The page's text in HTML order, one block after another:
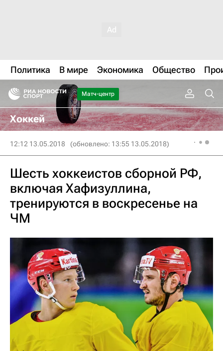
Политика В мире Экономика Общество
Матч-центр
Хоккей
12:12 13.05.2018 (обновлено: 13:55 13.05.2018)
Шесть хоккеистов сборной РФ,
включая Хафизуллина,
тренируются в воскресенье на
ЧМ